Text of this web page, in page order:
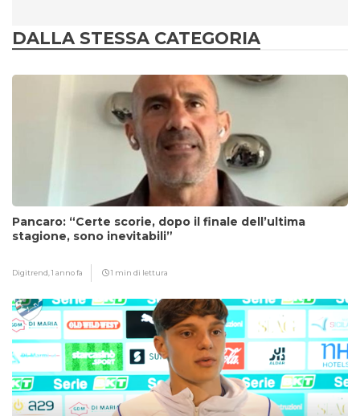
DALLA STESSA CATEGORIA
Pancaro: “Certe scorie, dopo il finale dell’ultima
stagione, sono inevitabili”
Digitrend,1 anno fa 1 min di lettura